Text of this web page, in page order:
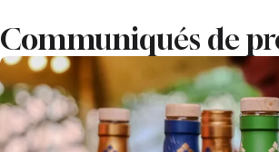
Communiqués de